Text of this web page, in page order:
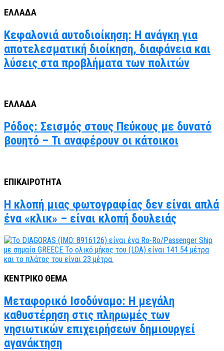
ΕΛΛΑΔΑ
Κεφαλονιά αυτοδιοίκηση: Η ανάγκη για
αποτελεσματική διοίκηση, διαφάνεια και
λύσεις στα προβλήματα των πολιτών
ΕΛΛΑΔΑ
Ρόδος: Σεισμός στους Πεύκους με δυνατό
βουητό – Τι αναφέρουν οι κάτοικοι
ΕΠΙΚΑΙΡΟΤΗΤΑ
Η κλοπή μιας φωτογραφίας δεν είναι απλά
ένα «κλικ» – είναι κλοπή δουλειάς
ΚΕΝΤΡΙΚΟ ΘΕΜΑ
Μεταφορικό Ισοδύναμο: Η μεγάλη
καθυστέρηση στις πληρωμές των
νησιωτικών επιχειρήσεων δημιουργεί
αγανάκτηση